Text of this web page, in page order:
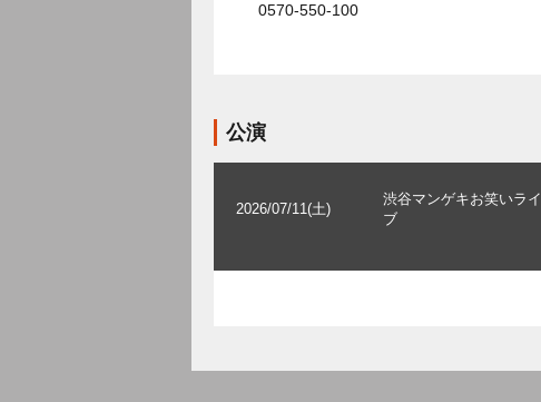
0570-550-100
公演
2026/07/11(土)
渋谷マンゲキお笑いライ
ブ